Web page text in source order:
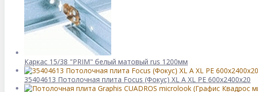
Каркас 15/38 "PRIM" белый матовый rus 1200мм
35404613 Потолочная плита Focus (Фокус) XL A XL PE 600x2400x20